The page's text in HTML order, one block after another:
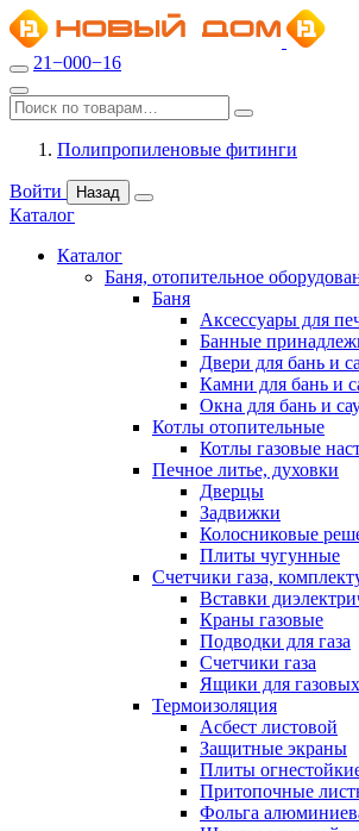
21−000−16
Полипропиленовые фитинги
Войти Назад
Каталог
Каталог
Баня, отопительное
Баня
Аксессуары для
Банные
Двери для бань и
Камни для бань и
Окна для бань и
Котлы отопительные
Котлы газовые
Печное литье, духовки
Дверцы
Задвижки
Колосниковые
Плиты чугунные
Счетчики газа,
Вставки
Краны газовые
Подводки для газа
Счетчики газа
Ящики для
Термоизоляция
Асбест листовой
Защитные экраны
Плиты
Притопочные
Фольга